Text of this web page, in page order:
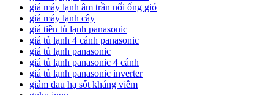
giá máy lạnh âm trần nối ống gió
giá máy lạnh cây
giá tiền tủ lạnh panasonic
giá tủ lạnh 4 cánh panasonic
giá tủ lạnh panasonic
giá tủ lạnh panasonic 4 cánh
giá tủ lạnh panasonic inverter
giảm đau hạ sốt kháng viêm